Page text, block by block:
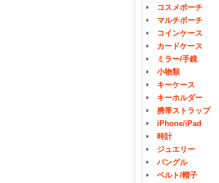
コスメポーチ
マルチポーチ
コインケース
カードケース
ミラー/手鏡
小物類
キーケース
キーホルダー
携帯ストラップ
iPhone/iPad
時計
ジュエリー
バングル
ベルト/帽子